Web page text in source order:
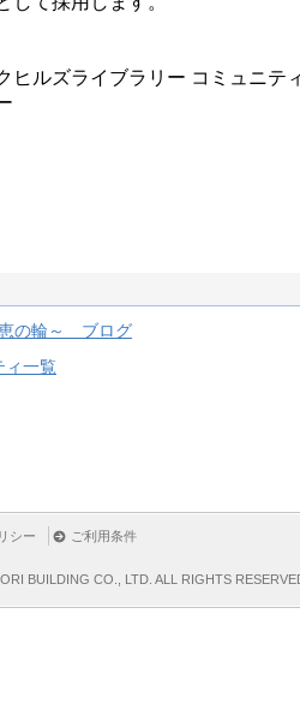
ヒルズライブラリー コミュニテ
の輪～ ブログ
ィ一覧
シー ご利用条件
BUILDING CO., LTD. ALL RIGHTS